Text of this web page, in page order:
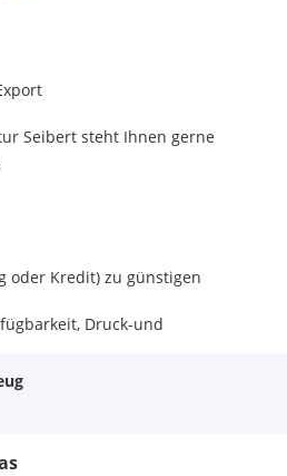
Seibert steht Ihnen gerne
oder Kredit) zu günstigen
Druck-und